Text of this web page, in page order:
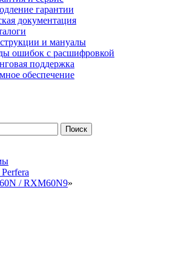
гарантии
документация
и мануалы
ошибок с расшифровкой
поддержка
обеспечение
/ RXM60N9»